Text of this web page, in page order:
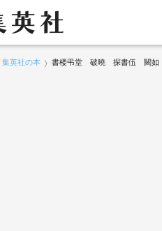
集英社の本 書楼弔堂 破曉 探書伍 闕如